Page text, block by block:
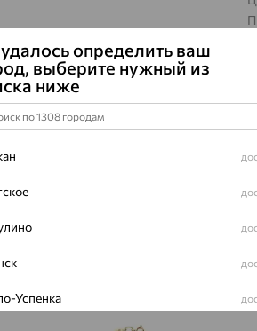
70%
определить ваш
выберите нужный из
ниже
Успенка